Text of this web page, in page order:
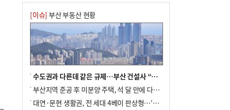
[이슈] 부산 부동산 현황
수도권과 다른데 같은 규제…부산 건설사 “쓰러지기 직전”
부산지역 준공 후 미분양 주택, 석 달 만에 다시 3000가구 넘어서
대연·문현 생활권, 전 세대 4베이 판상형…‘더샵 트리센트’ 내달 분양